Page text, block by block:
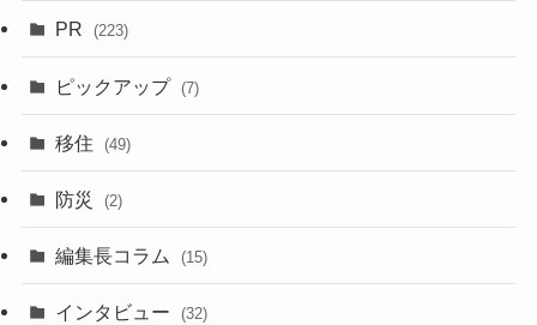
PR (223)
ピックアップ (7)
移住 (49)
防災 (2)
編集長コラム (15)
インタビュー (32)